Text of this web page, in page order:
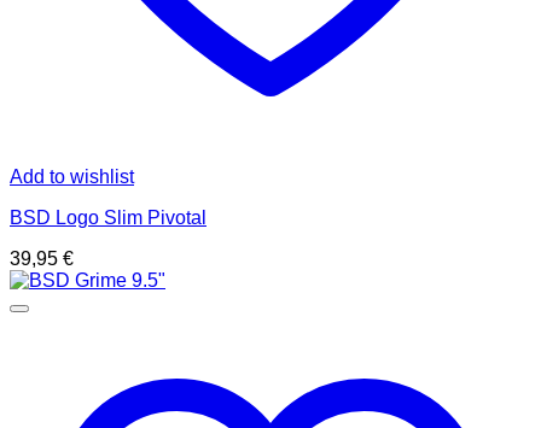
Add to wishlist
BSD Logo Slim Pivotal
39,95 €